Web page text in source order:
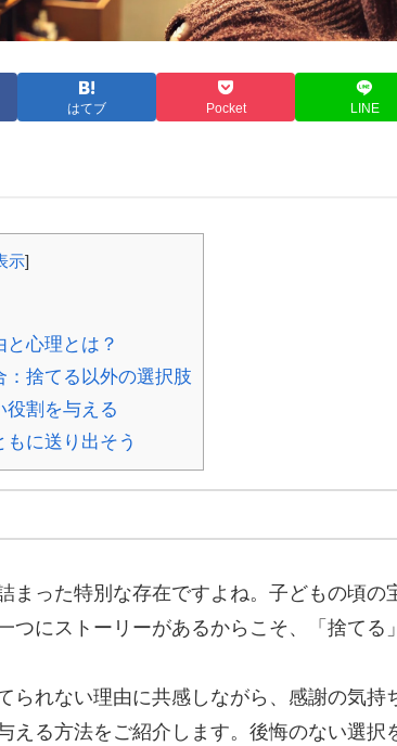
はてブ Pocket LINE
示]
心理とは？
捨てる以外の選択肢
役割を与える
に送り出そう
まった特別な存在ですよね。子どもの頃の
つにストーリーがあるからこそ、「捨てる
られない理由に共感しながら、感謝の気持
える方法をご紹介します。後悔のない選択